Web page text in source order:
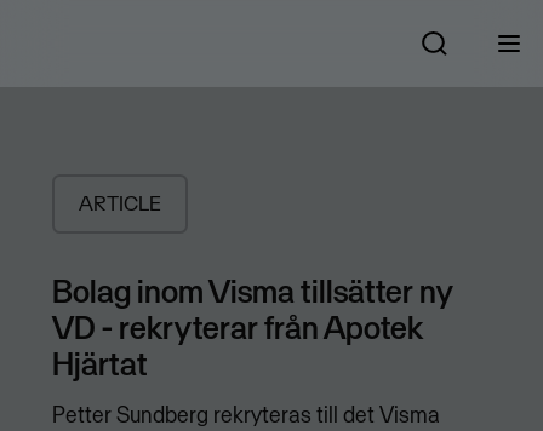
ARTICLE
Bolag inom Visma tillsätter ny
VD - rekryterar från Apotek
Hjärtat
Petter Sundberg rekryteras till det Visma